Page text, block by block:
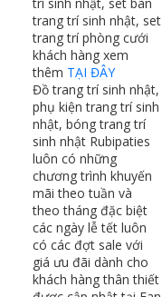
trí sinh nhật, set bàn
trang trí sinh nhật, set
trang trí phòng cưới
khách hàng xem
thêm TẠI ĐÂY
Đồ trang trí sinh nhật,
phụ kiện trang trí sinh
nhật, bóng trang trí
sinh nhật Rubipaties
luôn có những
chương trình khuyến
mãi theo tuần và
theo tháng đặc biệt
các ngày lễ tết luôn
có các đợt sale với
giá ưu đãi dành cho
khách hàng thân thiết